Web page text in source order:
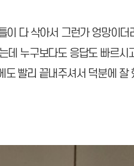
이 다 삭아서 그런가 엉망이더
데 누구보다도 응답도 빠르시
도 빨리 끝내주셔서 덕분에 잘